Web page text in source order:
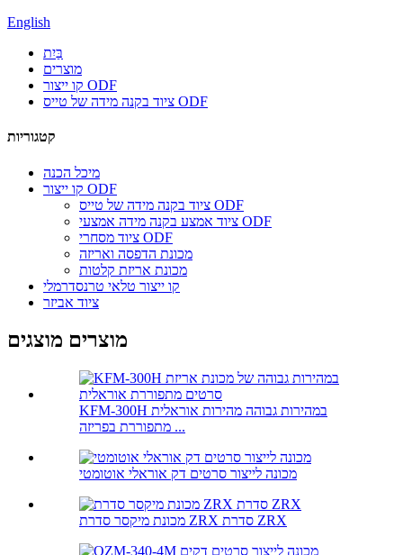
English
בַּיִת
מוצרים
קו ייצור ODF
ציוד בקנה מידה של טייס ODF
קטגוריות
מיכל הכנה
קו ייצור ODF
ציוד בקנה מידה של טייס ODF
ציוד אמצע בקנה מידה אמצעי ODF
ציוד מסחרי ODF
מכונת הדפסה ואריזה
מכונת אריזת קלטות
קו ייצור טלאי טרנסדרמלי
ציוד אביזר
מוצרים מוצגים
KFM-300H במהירות גבוהה מהירות אוראלית
מתפוררת בפריזה ...
מכונה לייצור סרטים דק אוראלי אוטומטי
מכונת מיקסר סדרת ZRX סדרת ZRX